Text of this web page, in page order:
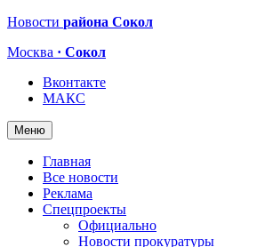
Новости района Сокол
Москва · Сокол
Вконтакте
МАКС
Меню
Главная
Все новости
Реклама
Спецпроекты
Официально
Новости прокуратуры